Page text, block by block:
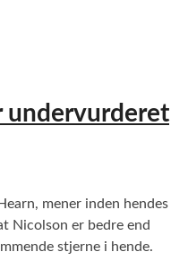
undervurderet
mener inden hendes
Nicolson er bedre end
stjerne i hende.